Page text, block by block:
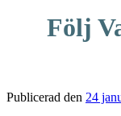
Följ
Publicerad den 24